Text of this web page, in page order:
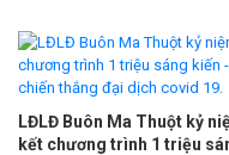
LĐLĐ Buôn Ma Thuột kỷ
kết chương trình 1 triệu